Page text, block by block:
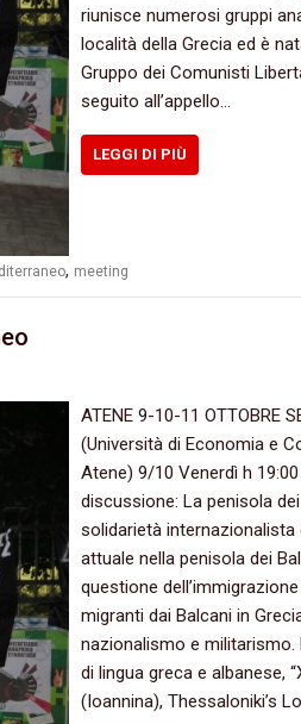
riunisce numerosi gruppi
località della Grecia ed è
Gruppo dei Comunisti
seguito all’appello…
LEGGI DI PIÙ
, meeting
ATENE‭ ‬9-10-11‭ ‬OTTOBRE
(‬Università di Economia e
Atene‭) 9/10‭ ‬Venerdì h‭
discussione:‭ ‬La penisola
solidarietà internazionalista
attuale nella penisola dei
questione
migranti dai Balcani in
nazionalismo e militarismo.
di lingua greca e albanese,‭
(‬Ioannina‭)‬,‭ ‬Thessaloniki’s